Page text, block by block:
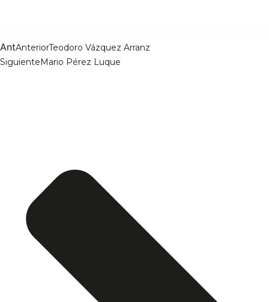
AntAnteriorTeodoro Vázquez Arranz
SiguienteMario Pérez Luque